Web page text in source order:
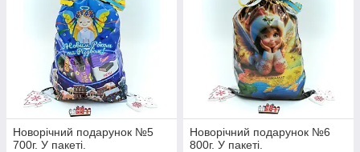
Новорічний подарунок №5
700г. У пакеті.
Новорічний подарунок №6
800г. У пакеті.